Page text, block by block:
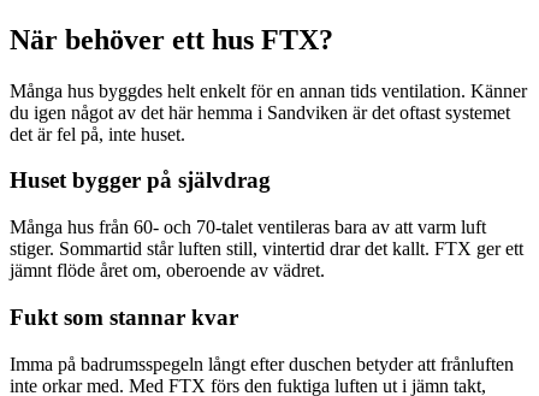
När behöver ett hus FTX?
Många hus byggdes helt enkelt för en annan tids ventilation. Känner
du igen något av det här hemma i Sandviken är det oftast systemet
det är fel på, inte huset.
Huset bygger på självdrag
Många hus från 60- och 70-talet ventileras bara av att varm luft
stiger. Sommartid står luften still, vintertid drar det kallt. FTX ger ett
jämnt flöde året om, oberoende av vädret.
Fukt som stannar kvar
Imma på badrumsspegeln långt efter duschen betyder att frånluften
inte orkar med. Med FTX förs den fuktiga luften ut i jämn takt,